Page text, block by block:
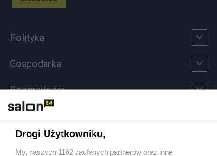
Polityka
Gospodarka
Rozmaitości
Sport
Drogi Użytkowniku,
My, naszych 1162 zaufanych partnerów oraz inne